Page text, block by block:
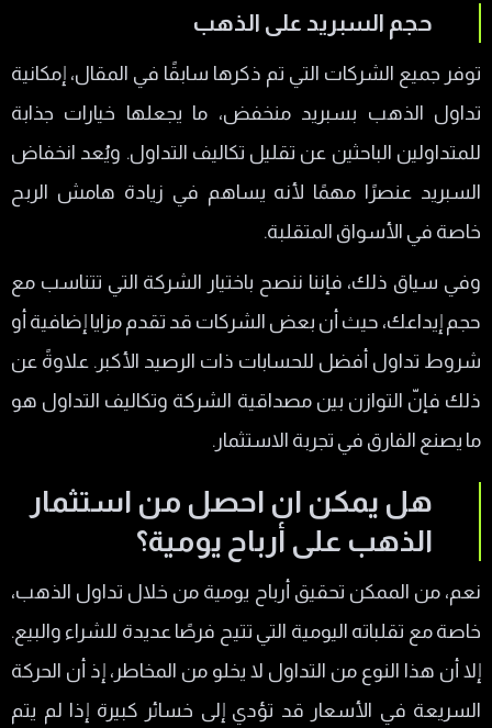
حجم السبريد على الذهب
توفر جميع الشركات التي تم ذكرها سابقًا في المقال، إمكانية
تداول الذهب بسبريد منخفض، ما يجعلها خيارات جذابة
للمتداولين الباحثين عن تقليل تكاليف التداول. ويُعد انخفاض
السبريد عنصرًا مهمًا لأنه يساهم في زيادة هامش الربح
خاصة في الأسواق المتقلبة.
وفي سياق ذلك، فإننا ننصح باختيار الشركة التي تتناسب مع
حجم إيداعك، حيث أن بعض الشركات قد تقدم مزايا إضافية أو
شروط تداول أفضل للحسابات ذات الرصيد الأكبر. علاوةً عن
ذلك فإنّ التوازن بين مصداقية الشركة وتكاليف التداول هو
ما يصنع الفارق في تجربة الاستثمار.
هل يمكن ان احصل من استثمار
الذهب على أرباح يومية؟
نعم، من الممكن تحقيق أرباح يومية من خلال تداول الذهب،
خاصة مع تقلباته اليومية التي تتيح فرصًا عديدة للشراء والبيع.
إلا أن هذا النوع من التداول لا يخلو من المخاطر، إذ أن الحركة
السريعة في الأسعار قد تؤدي إلى خسائر كبيرة إذا لم يتم